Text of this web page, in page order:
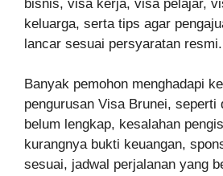
bisnis, visa kerja, visa pelajar,
keluarga, serta tips agar
lancar sesuai persyaratan resmi.
Banyak pemohon menghadapi
pengurusan Visa Brunei, seperti
belum lengkap, kesalahan
kurangnya bukti keuangan,
sesuai, jadwal perjalanan yang